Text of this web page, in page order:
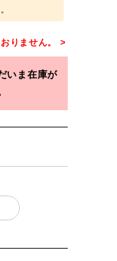
いま在庫が
以上用エア
す。 （撮